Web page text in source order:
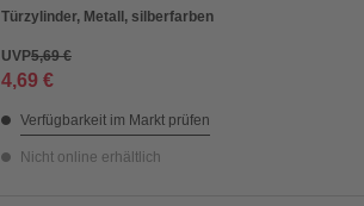
Türzylinder, Metall, silberfarben
UVP5,69 €
4,69 €
Verfügbarkeit im Markt prüfen
Nicht online erhältlich